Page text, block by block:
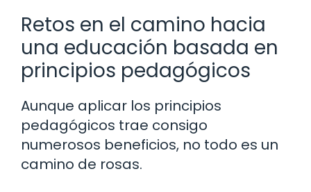
Retos en el camino hacia
una educación basada en
principios pedagógicos
Aunque aplicar los principios
pedagógicos trae consigo
numerosos beneficios, no todo es un
camino de rosas.